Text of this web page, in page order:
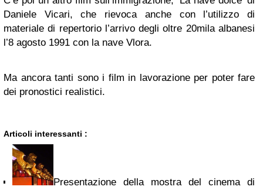
Daniele Vicari, che rievoca anche con l’utilizzo di
materiale di repertorio l’arrivo degli oltre 20mila albanesi
l’8 agosto 1991 con la nave Vlora.
Ma ancora tanti sono i film in lavorazione per poter fare
dei pronostici realistici.
Articoli interessanti :
Presentazione della mostra del cinema di